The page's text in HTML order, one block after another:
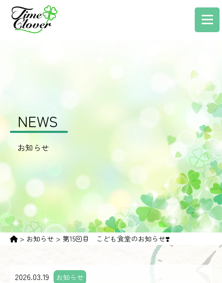
NEWS
お知らせ
> お知らせ > 第15回目 こども食堂のお知らせ❣️
2026.03.19 お知らせ